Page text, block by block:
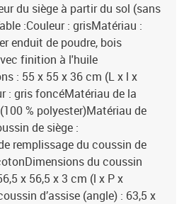
du siège à partir du sol (sans
:Couleur : grisMatériau :
enduit de poudre, bois
finition à l'huile
: 55 x 55 x 36 cm (L x l x
: gris foncéMatériau de la
% polyester)Matériau de
de siège :
remplissage du coussin de
du coussin
x 56,5 x 3 cm (l x P x
d’assise (angle) : 63,5 x